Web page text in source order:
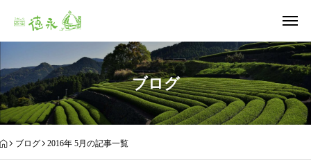
ブログ
ブログ 2016年 5月の記事一覧